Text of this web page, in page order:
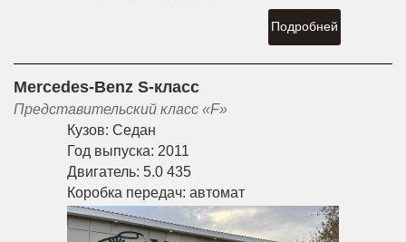
Подробней
Mercedes-Benz S-класс
Представительский класс «F»
Кузов: Седан
Год выпуска: 2011
Двигатель: 5.0 435
Коробка передач: автомат